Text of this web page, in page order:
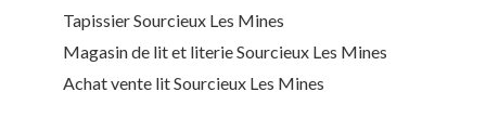
Tapissier Sourcieux Les Mines
Magasin de lit et literie Sourcieux Les Mines
Achat vente lit Sourcieux Les Mines